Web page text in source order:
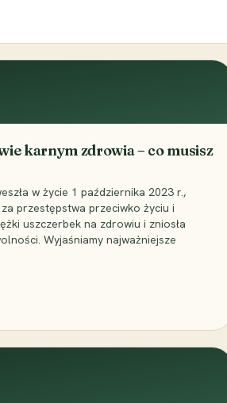
karnym zdrowia – co musisz
w życie 1 października 2023 r.,
przestępstwa przeciwko życiu i
uszczerbek na zdrowiu i zniosła
Wyjaśniamy najważniejsze